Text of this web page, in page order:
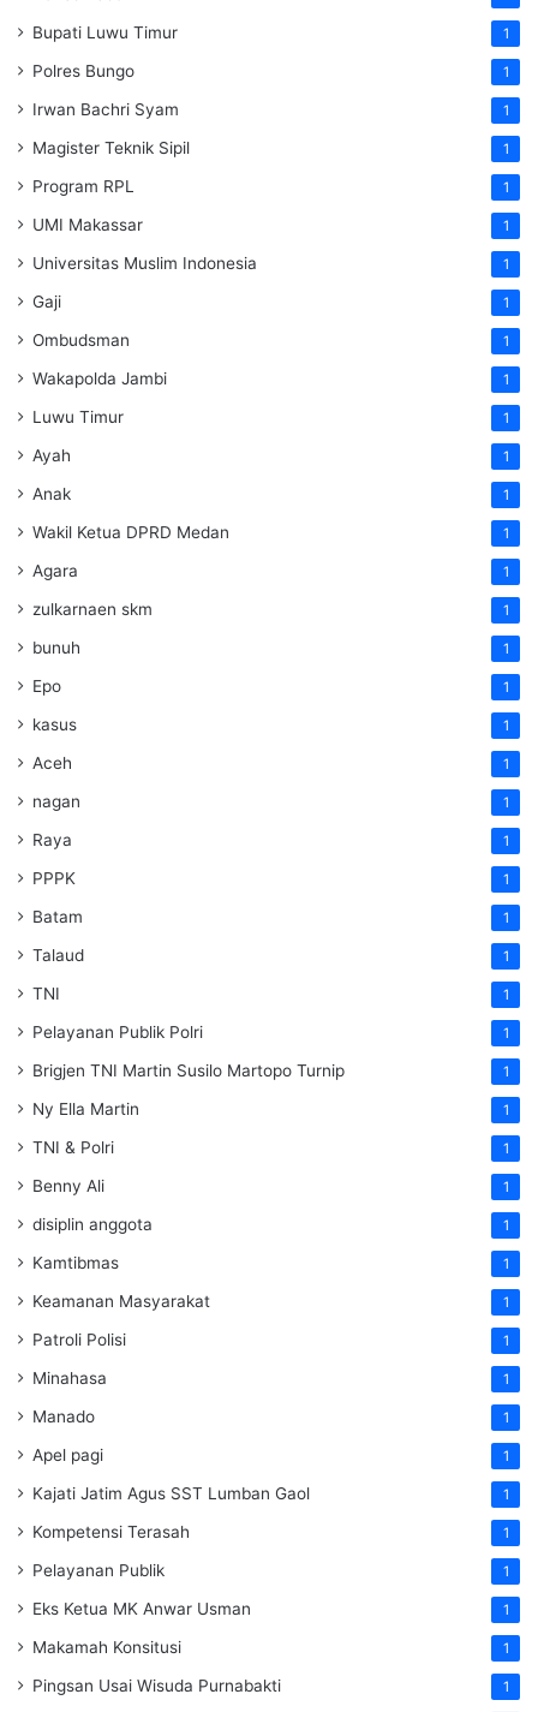
Bupati Luwu Timur 1
Polres Bungo 1
Irwan Bachri Syam 1
Magister Teknik Sipil 1
Program RPL 1
UMI Makassar 1
Universitas Muslim Indonesia 1
Gaji 1
Ombudsman 1
Wakapolda Jambi 1
Luwu Timur 1
Ayah 1
Anak 1
Wakil Ketua DPRD Medan 1
Agara 1
zulkarnaen skm 1
bunuh 1
Epo 1
kasus 1
Aceh 1
nagan 1
Raya 1
PPPK 1
Batam 1
Talaud 1
TNI 1
Pelayanan Publik Polri 1
Brigjen TNI Martin Susilo Martopo Turnip 1
Ny Ella Martin 1
TNI & Polri 1
Benny Ali 1
disiplin anggota 1
Kamtibmas 1
Keamanan Masyarakat 1
Patroli Polisi 1
Minahasa 1
Manado 1
Apel pagi 1
Kajati Jatim Agus SST Lumban Gaol 1
Kompetensi Terasah 1
Pelayanan Publik 1
Eks Ketua MK Anwar Usman 1
Makamah Konsitusi 1
Pingsan Usai Wisuda Purnabakti 1